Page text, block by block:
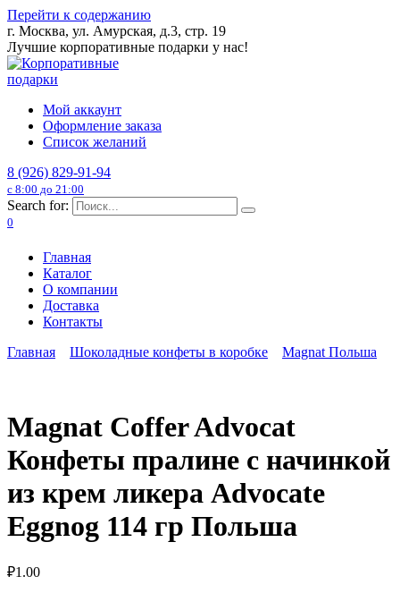
Перейти к содержанию
г. Москва, ул. Амурская, д.3, стр. 19
Лучшие корпоративные подарки у нас!
Мой аккаунт
Оформление заказа
Список желаний
8 (926) 829-91-94
с 8:00 до 21:00
Search for:
0
Главная
Каталог
О компании
Доставка
Контакты
Главная
Шоколадные конфеты в коробке Magnat Польша
Magnat Coffer Advocat
Конфеты пралине с начинкой
из крем ликера Advocate
Eggnog 114 гр Польша
₽1.00